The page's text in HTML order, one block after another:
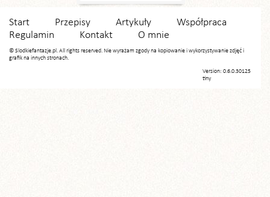
Start Przepisy Artykuły
Współpraca
Regulamin
Kontakt O mnie
© Slodkiefantazje.pl. All rights reserved. Nie wyrażam zgody na kopiowanie i wykorzystywanie zdjęć i
grafik na innych stronach.
Version: 0.6.0.30125
tiny